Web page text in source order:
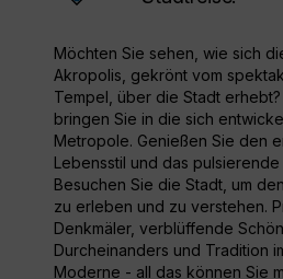
Möchten Sie sehen, wie sich
Akropolis, gekrönt vom
Tempel, über die Stadt
bringen Sie in die sich
Metropole. Genießen Sie den
Lebensstil und das
Besuchen Sie die Stadt, um
zu erleben und zu verstehen.
Denkmäler, verblüffende
Durcheinanders und Tradition
Moderne - all das können Sie